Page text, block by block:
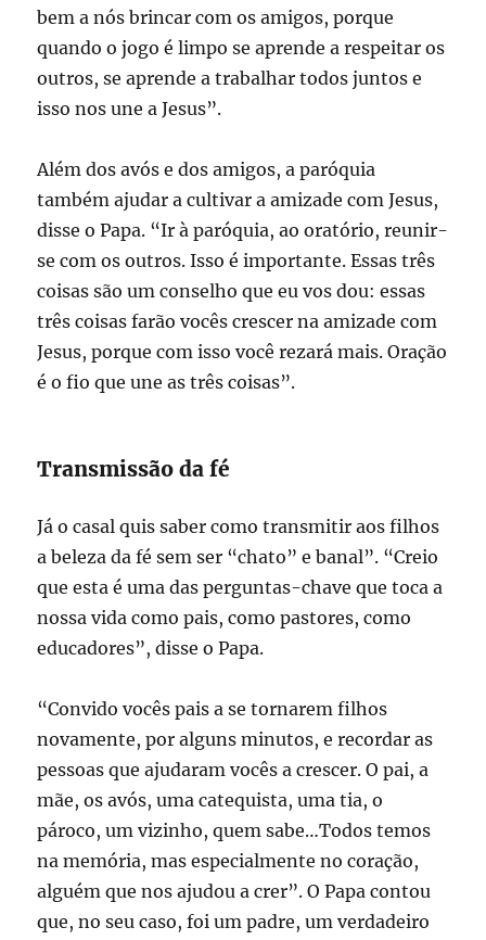
bem a nós brincar com os amigos, porque
quando o jogo é limpo se aprende a respeitar os
outros, se aprende a trabalhar todos juntos e
isso nos une a Jesus”.
Além dos avós e dos amigos, a paróquia
também ajudar a cultivar a amizade com Jesus,
disse o Papa. “Ir à paróquia, ao oratório, reunir-
se com os outros. Isso é importante. Essas três
coisas são um conselho que eu vos dou: essas
três coisas farão vocês crescer na amizade com
Jesus, porque com isso você rezará mais. Oração
é o fio que une as três coisas”.
Transmissão da fé
Já o casal quis saber como transmitir aos filhos
a beleza da fé sem ser “chato” e banal”. “Creio
que esta é uma das perguntas-chave que toca a
nossa vida como pais, como pastores, como
educadores”, disse o Papa.
“Convido vocês pais a se tornarem filhos
novamente, por alguns minutos, e recordar as
pessoas que ajudaram vocês a crescer. O pai, a
mãe, os avós, uma catequista, uma tia, o
pároco, um vizinho, quem sabe…Todos temos
na memória, mas especialmente no coração,
alguém que nos ajudou a crer”. O Papa contou
que, no seu caso, foi um padre, um verdadeiro